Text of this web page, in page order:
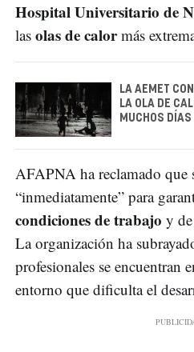
Hospital Universitario de
las olas de calormás
LA AEMET
LA OLA DE
MUCHOS
AFAPNA ha reclamado que
“inmediatamente” para
condiciones de trabajo y
La organización ha
profesionales se encuentran
entorno que dificulta el